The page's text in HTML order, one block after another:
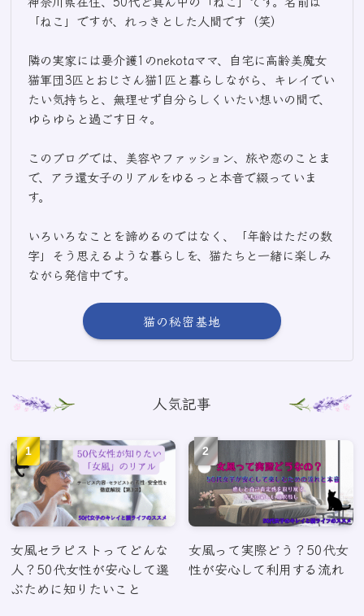
「ねこ」ですが、れっきとした人間です（笑）
隣の実家には要介護1のnekotaママ、自宅に高齢美魔女
猫軍団3匹とおじさん猫1匹と暮らしながら、キレイでい
たい気持ちと、無理せず自分らしくいたい想いの間で、
ゆらゆらと過ごす日々。
このブログでは、美容やファッション、旅や恋のことま
で、アラ還女子のリアルをゆるっと本音で綴っていま
す。
いろいろなことを諦めるのではなく、「年齢はただの数
字」そう思えるような暮らしを、猫たちと一緒に楽しみ
ながら発信中です。
猫の秘密基地
人気記事
女風セラピストってどんな
人？50代女性が安心して選
ぶために知りたいこと
女風って実際どう？50代女
性が安心して利用する流れ